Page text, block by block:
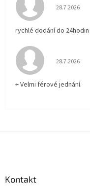
Hodnocení
28.7.2026
rychlé dodání do 24hodin
Hodnocení
28.7.2026
+ Velmi férové jednání.
Kontakt